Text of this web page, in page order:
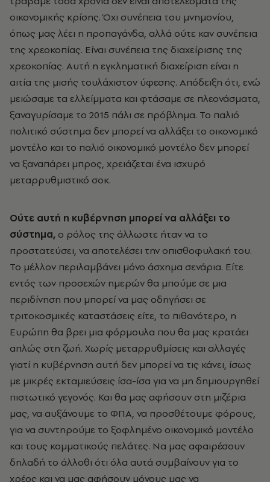
οικονομικής κρίσης. Όχι συνέπεια του μνημονίου,
όπως μας λέει η προπαγάνδα, αλλά ούτε καν συνέπεια
της χρεοκοπίας. Είναι συνέπεια της διαχείρισης της
χρεοκοπίας. Αυτή η εγκληματική διαχείριση είναι η
αιτία της μισής τουλάχιστον ύφεσης. Απόδειξη ότι, ενώ
μειώσαμε τα ελλείμματα και φτάσαμε σε πλεονάσματα,
ξαναγυρίσαμε το 2015 πάλι σε πρόβλημα. Το παλιό
πολιτικό σύστημα δεν μπορεί να αλλάξει το οικονομικό
μοντέλο και το παλιό οικονομικό μοντέλο δεν μπορεί
να ξαναπάρει μπρος, χρειάζεται ένα ισχυρό
μεταρρυθμιστικό σοκ.
Ούτε αυτή η κυβέρνηση μπορεί να αλλάξει το
σύστημα, ο ρόλος της άλλωστε ήταν να το
προστατεύσει, να αποτελέσει την οπισθοφυλακή του.
Το μέλλον περιλαμβάνει μόνο άσχημα σενάρια. Είτε
εντός των προσεχών ημερών θα μπούμε σε μια
περιδίνηση που μπορεί να μας οδηγήσει σε
τριτοκοσμικές καταστάσεις είτε, το πιθανότερο, η
Ευρώπη θα βρει μια φόρμουλα που θα μας κρατάει
απλώς στη ζωή. Χωρίς μεταρρυθμίσεις και αλλαγές
γιατί η κυβέρνηση αυτή δεν μπορεί να τις κάνει, ίσως
με μικρές εκταμιεύσεις ίσα-ίσα για να μη δημιουργηθεί
πιστωτικό γεγονός. Και θα μας αφήσουν στη μιζέρια
μας, να αυξάνουμε το ΦΠΑ, να προσθέτουμε φόρους,
για να συντηρούμε το ξοφλημένο οικονομικό μοντέλο
και τους κομματικούς πελάτες. Να μας αφαιρέσουν
δηλαδή το άλλοθι ότι όλα αυτά συμβαίνουν για το
χρέος και να μας αφήσουν μόνους μας να